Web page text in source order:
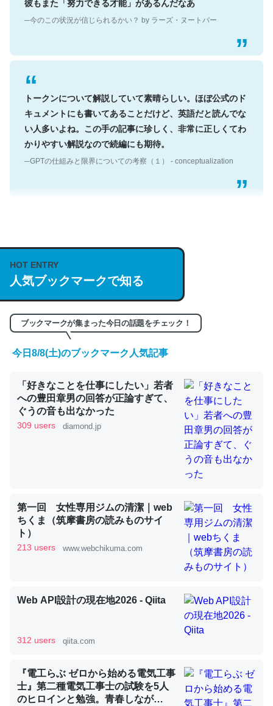
─今のこの状況が信じられるかい？ by ラーズ・ヌートバー
トークンについて解説していて素晴らしい。ほぼ公式のド
キュメントにも書いてあることだけど、英語だと読んでな
い人多いよね。この手の記事に珍しく、非常に正しくてわ
かりやすい解説なので続編にも期待。
─GPTの仕組みと限界についての考察（１） - conceptualization
説してる記事が少ないので貴重な良記事。/続編来た
https://isobe324649.hatenablog.com/entry/2023/03/27
/064121
─GPTの仕組みと限界についての考察（１） - conceptualization
くらい。小説でいう「ずっと前の伏線」は回収されないけ
ど、短期記憶というには多い分量。進化すればするほど分
かりやすく強くなりそう
昆虫ってカルシウム少ないのか。知らんかった。調べたら
コオロギのカルシウム分はエビの600分の1程度。
─ニュース :: 【研究発表】昆虫学の大問題＝「昆虫はなぜ海にいな
論文では「淡水はカルシウムも酸素も不足してて両方に不
いる鋏角類（カブトガニ・ウミグモ）はカルシウムを使わ
ずキチンを強化してる筈だが、酵素が違うのか？
─ニュース :: 【研究発表】昆虫学の大問題＝「昆虫はなぜ海にいな
HOT ENTRY
人気ブックマークで知る
ブックマークが集まった今日の話題をチェック！
今日8/8(土)のブックマーク人気記事
「好きなことを仕事にしたい」若者
への豊田章男の回答が正論すぎて、
ぐうの音も出なかった
309 users diamond.jp
第一回 女性専用ジムの清潔｜web
ちくま（筑摩書房の読みものサイ
ト）
213 users www.webchikuma.com
Web API設計の現在地2026 - Qiita
312 users qiita.com
『電工らぶ ゼロから始める電気工事
士』第二種電気工事士の試験を5人
のヒロインと勉強。青春しなが